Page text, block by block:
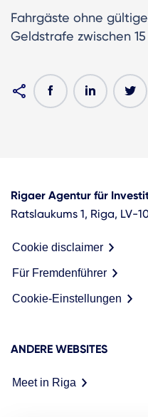
Fahrgäste ohne
Geldstrafe zwischen
Rigaer Agentur für
Ratslaukums 1, Riga, LV-
Cookie disclaimer
Für Fremdenführer
Cookie-Einstellungen
ANDERE WEBSITES
Meet in Riga